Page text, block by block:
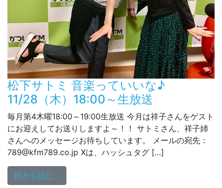
松下サトミ 音楽っていいな♪
11/28（木）18:00～生放送
毎月第4木曜18:00～19:00生放送 今月は祥子さんをゲスト
にお迎えしてお送りしますよ～！！ サトミさん、祥子姉
さんへのメッセージお待ちしています。 メールの宛先：
789@kfm789.co.jp Xは、ハッシュタグ […]
続きを読む…